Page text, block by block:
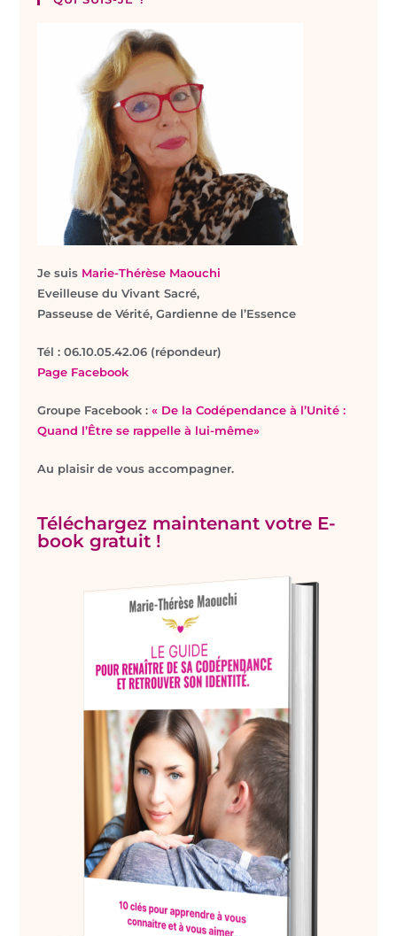
Je suis Marie-Thérèse Maouchi
Eveilleuse du Vivant Sacré,
Passeuse de Vérité, Gardienne de l’Essence
Tél : 06.10.05.42.06 (répondeur)
Page Facebook
Groupe Facebook :« De la Codépendance à l’Unité :
Quand l’Être se rappelle à lui-même»
Au plaisir de vous accompagner.
Téléchargez maintenant votre E-
book gratuit !